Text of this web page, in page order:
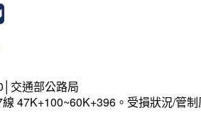
交通部公路局
47K+100~60K+396。受損狀況/管